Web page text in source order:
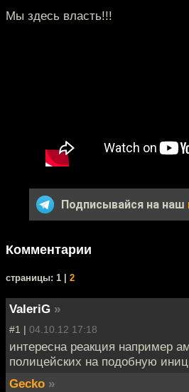
Мы здесь власть!!!
Подписывайся на наш
Комментарии
cтраницы: 1 | 2
ValeriG »
#1 | 04.10.12 17:18
интересна реакция например
полицейских на подобную
Gecko »